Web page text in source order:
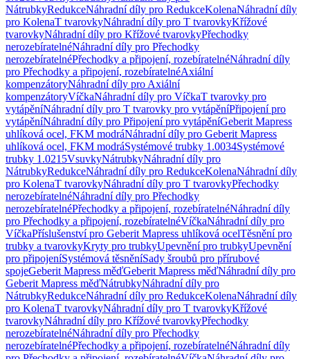
NátrubkyRedukceNáhradní díly pro RedukceKolenaNáhradní díly
pro KolenaT tvarovkyNáhradní díly pro T tvarovkyKřížové
tvarovkyNáhradní díly pro Křížové tvarovkyPřechodky
nerozebíratelnéNáhradní díly pro Přechodky
nerozebíratelnéPřechodky a připojení, rozebíratelnéNáhradní díly
pro Přechodky a připojení, rozebíratelnéAxiální
kompenzátoryNáhradní díly pro Axiální
kompenzátoryVíčkaNáhradní díly pro VíčkaT tvarovky pro
vytápěníNáhradní díly pro T tvarovky pro vytápěníPřipojení pro
vytápěníNáhradní díly pro Připojení pro vytápěníGeberit Mapress
uhlíková ocel, FKM modráNáhradní díly pro Geberit Mapress
uhlíková ocel, FKM modráSystémové trubky 1.0034Systémové
trubky 1.0215VsuvkyNátrubkyNáhradní díly pro
NátrubkyRedukceNáhradní díly pro RedukceKolenaNáhradní díly
pro KolenaT tvarovkyNáhradní díly pro T tvarovkyPřechodky
nerozebíratelnéNáhradní díly pro Přechodky
nerozebíratelnéPřechodky a připojení, rozebíratelnéNáhradní díly
pro Přechodky a připojení, rozebíratelnéVíčkaNáhradní díly pro
VíčkaPříslušenství pro Geberit Mapress uhlíková ocelTěsnění pro
trubky a tvarovkyKryty pro trubkyUpevnění pro trubkyUpevnění
pro připojeníSystémová těsněníSady šroubů pro přírubové
spojeGeberit Mapress měďGeberit Mapress měďNáhradní díly pro
Geberit Mapress měďNátrubkyNáhradní díly pro
NátrubkyRedukceNáhradní díly pro RedukceKolenaNáhradní díly
pro KolenaT tvarovkyNáhradní díly pro T tvarovkyKřížové
tvarovkyNáhradní díly pro Křížové tvarovkyPřechodky
nerozebíratelnéNáhradní díly pro Přechodky
nerozebíratelnéPřechodky a připojení, rozebíratelnéNáhradní díly